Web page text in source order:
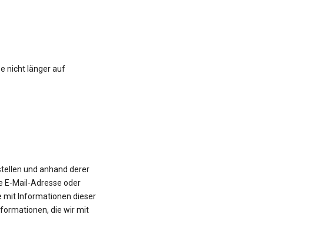
nicht länger auf
und anhand derer
E-Mail-Adresse oder
mit Informationen dieser
die wir mit